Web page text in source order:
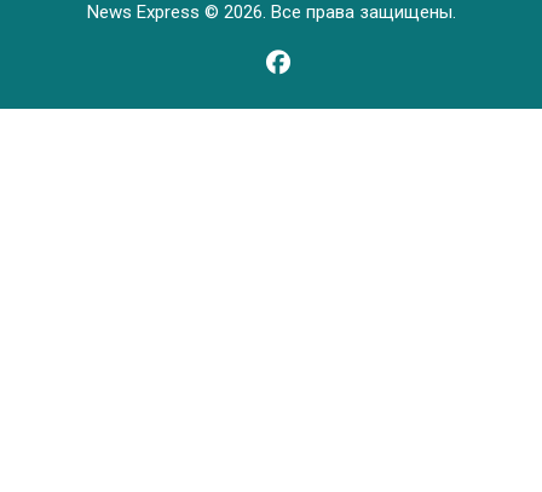
News Express © 2026. Все права защищены.